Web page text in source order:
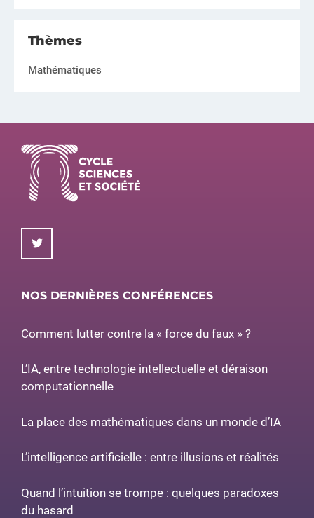
Thèmes
Mathématiques
NOS DERNIÈRES CONFÉRENCES
Comment lutter contre la « force du faux » ?
L’IA, entre technologie intellectuelle et déraison
computationnelle
La place des mathématiques dans un monde d’IA
L’intelligence artificielle : entre illusions et réalités
Quand l’intuition se trompe : quelques paradoxes
du hasard